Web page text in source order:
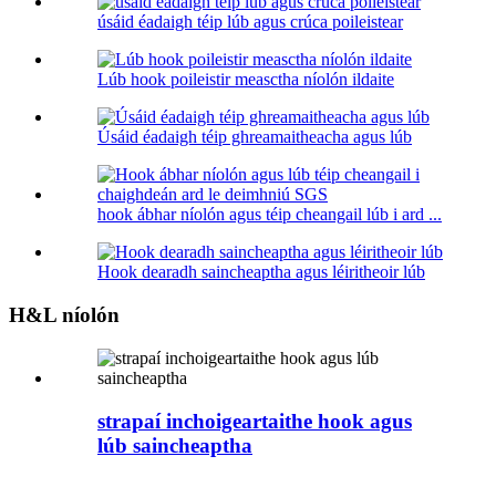
úsáid éadaigh téip lúb agus crúca poileistear
Lúb hook poileistir measctha níolón ildaite
Úsáid éadaigh téip ghreamaitheacha agus lúb
hook ábhar níolón agus téip cheangail lúb i ard ...
Hook dearadh saincheaptha agus léiritheoir lúb
H&L níolón
strapaí inchoigeartaithe hook agus
lúb saincheaptha